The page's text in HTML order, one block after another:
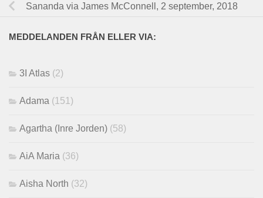
Sananda via James McConnell, 2 september, 2018
MEDDELANDEN FRÅN ELLER VIA:
3I Atlas (2)
Adama (151)
Agartha (Inre Jorden) (58)
AiA Maria (36)
Aisha North (32)